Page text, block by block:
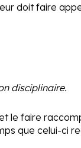
doit faire
disciplinaire.
le faire
que celui-ci